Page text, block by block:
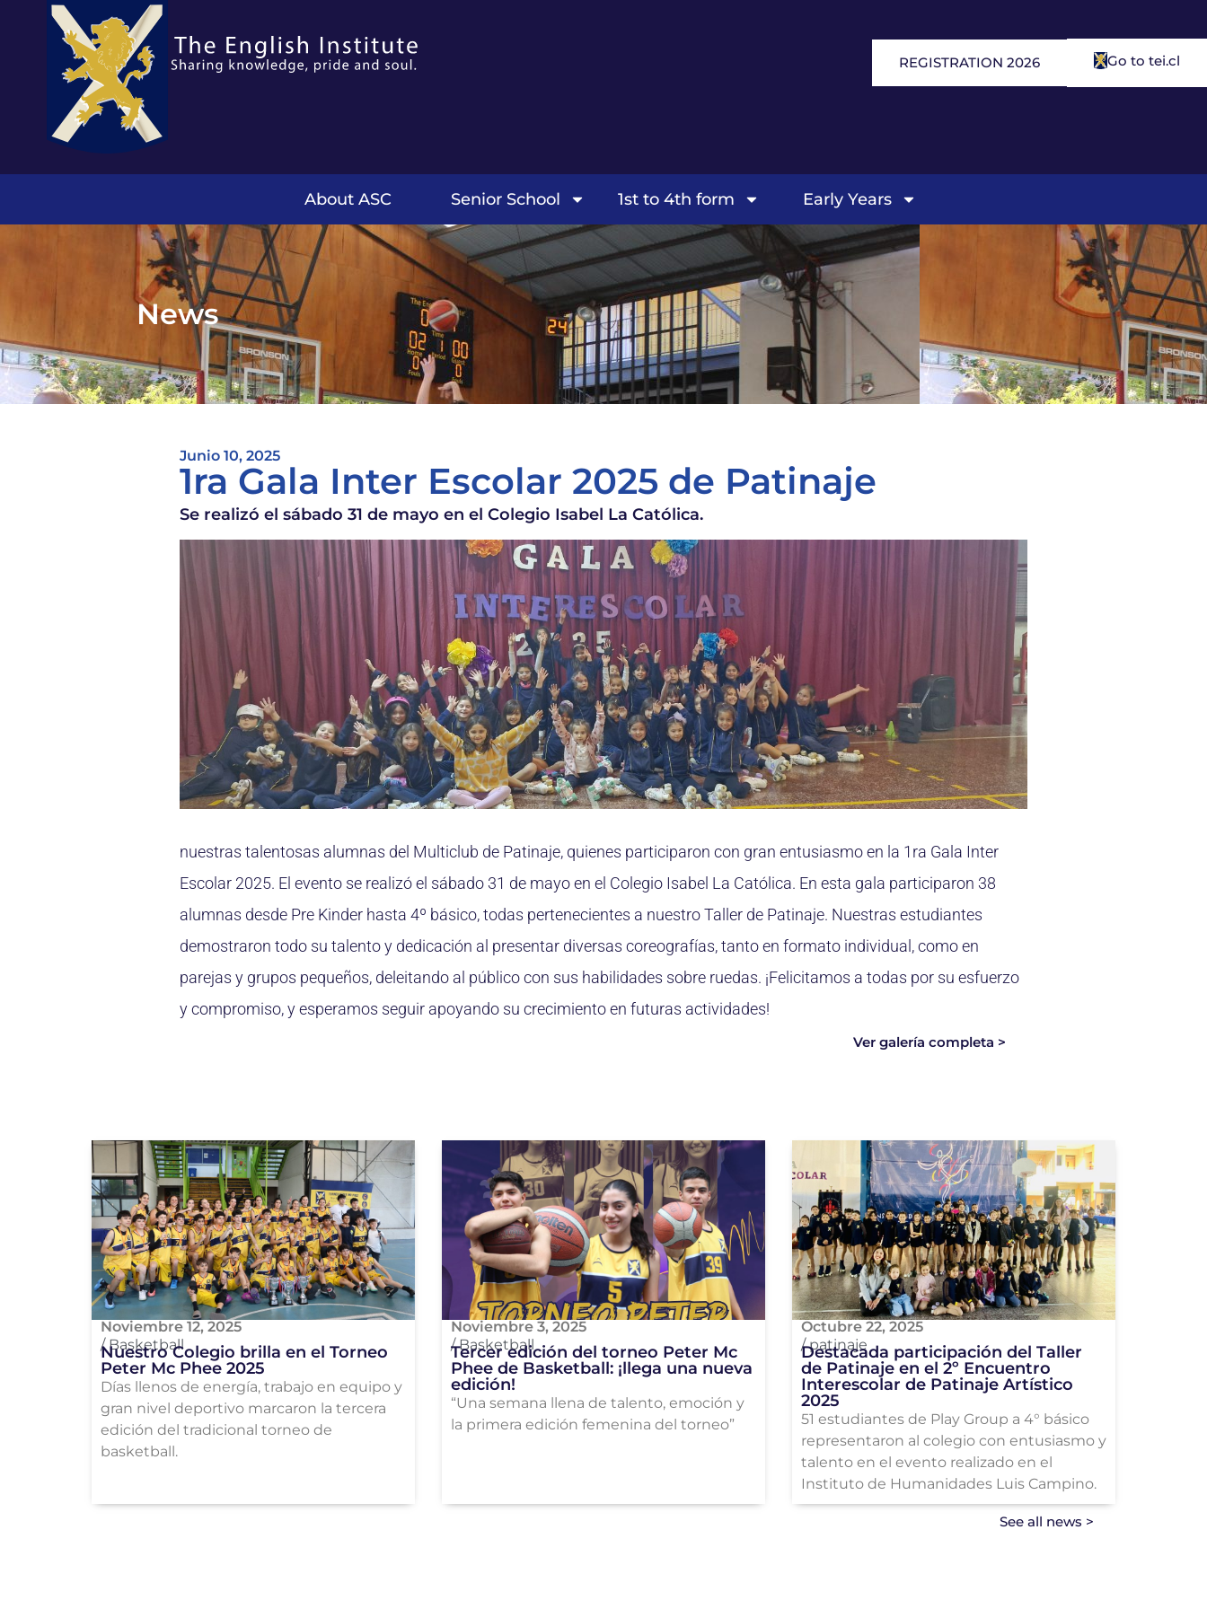
Go to tei.cl
REGISTRATION 2026
About ASC Senior School 1st to 4th form Early Years
News
Junio 10, 2025
1ra Gala Inter Escolar 2025 de Patinaje
Se realizó el sábado 31 de mayo en el Colegio Isabel La Católica.
nuestras talentosas alumnas del Multiclub de Patinaje, quienes participaron con gran entusiasmo en la 1ra Gala Inter
Escolar 2025. El evento se realizó el sábado 31 de mayo en el Colegio Isabel La Católica. En esta gala participaron 38
alumnas desde Pre Kinder hasta 4º básico, todas pertenecientes a nuestro Taller de Patinaje. Nuestras estudiantes
demostraron todo su talento y dedicación al presentar diversas coreografías, tanto en formato individual, como en
parejas y grupos pequeños, deleitando al público con sus habilidades sobre ruedas. ¡Felicitamos a todas por su esfuerzo
y compromiso, y esperamos seguir apoyando su crecimiento en futuras actividades!
Ver galería completa >
Noviembre 12, 2025
/Basketball
Nuestro Colegio brilla en el Torneo
Peter Mc Phee 2025
Días llenos de energía, trabajo en equipo y
gran nivel deportivo marcaron la tercera
edición del tradicional torneo de
basketball.
Noviembre 3, 2025
/Basketball
Tercer edición del torneo Peter Mc
Phee de Basketball: ¡llega una nueva
edición!
“Una semana llena de talento, emoción y
la primera edición femenina del torneo”
Octubre 22, 2025
/patinaje
Destacada participación del Taller
de Patinaje en el 2º Encuentro
Interescolar de Patinaje Artístico
2025
51 estudiantes de Play Group a 4° básico
representaron al colegio con entusiasmo y
talento en el evento realizado en el
Instituto de Humanidades Luis Campino.
See all news >